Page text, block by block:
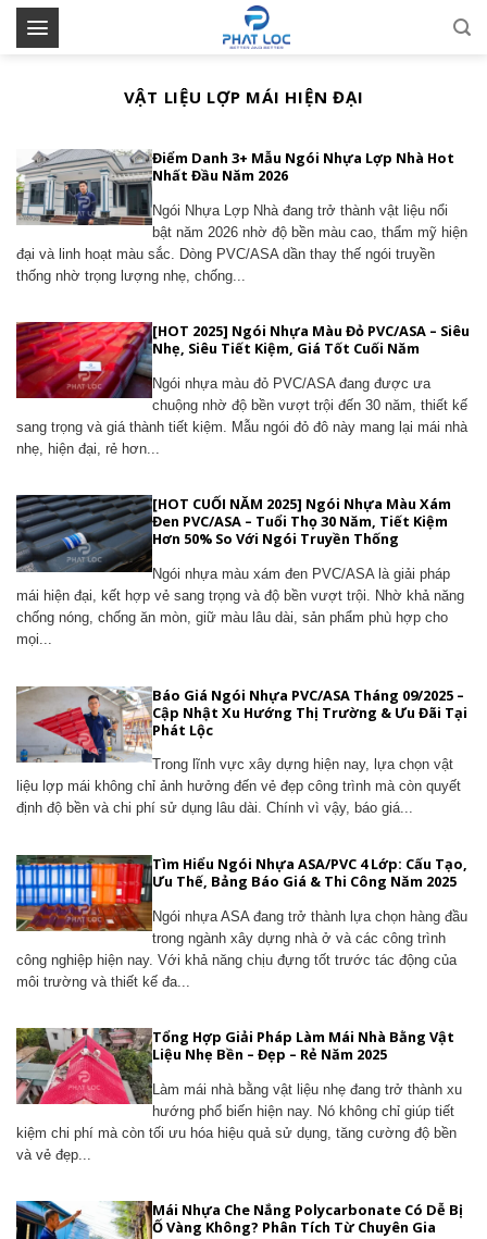
Skip
VẬT LIỆU LỢP MÁI HIỆN ĐẠI
Điểm Danh 3+ Mẫu Ngói Nhựa Lợp Nhà Hot
Nhất Đầu Năm 2026
Ngói Nhựa Lợp Nhà đang trở thành vật liệu nổi
bật năm 2026 nhờ độ bền màu cao, thẩm mỹ hiện
đại và linh hoạt màu sắc. Dòng PVC/ASA dần thay thế ngói truyền
thống nhờ trọng lượng nhẹ, chống...
[HOT 2025] Ngói Nhựa Màu Đỏ PVC/ASA – Siêu
Nhẹ, Siêu Tiết Kiệm, Giá Tốt Cuối Năm
Ngói nhựa màu đỏ PVC/ASA đang được ưa
chuộng nhờ độ bền vượt trội đến 30 năm, thiết kế
sang trọng và giá thành tiết kiệm. Mẫu ngói đỏ đô này mang lại mái nhà
nhẹ, hiện đại, rẻ hơn...
[HOT CUỐI NĂM 2025] Ngói Nhựa Màu Xám
Đen PVC/ASA – Tuổi Thọ 30 Năm, Tiết Kiệm
Hơn 50% So Với Ngói Truyền Thống
Ngói nhựa màu xám đen PVC/ASA là giải pháp
mái hiện đại, kết hợp vẻ sang trọng và độ bền vượt trội. Nhờ khả năng
chống nóng, chống ăn mòn, giữ màu lâu dài, sản phẩm phù hợp cho
mọi...
Báo Giá Ngói Nhựa PVC/ASA Tháng 09/2025 –
Cập Nhật Xu Hướng Thị Trường & Ưu Đãi Tại
Phát Lộc
Trong lĩnh vực xây dựng hiện nay, lựa chọn vật
liệu lợp mái không chỉ ảnh hưởng đến vẻ đẹp công trình mà còn quyết
định độ bền và chi phí sử dụng lâu dài. Chính vì vậy, báo giá...
Tìm Hiểu Ngói Nhựa ASA/PVC 4 Lớp: Cấu Tạo,
Ưu Thế, Bảng Báo Giá & Thi Công Năm 2025
Ngói nhựa ASA đang trở thành lựa chọn hàng đầu
trong ngành xây dựng nhà ở và các công trình
công nghiệp hiện nay. Với khả năng chịu đựng tốt trước tác động của
môi trường và thiết kế đa...
Tổng Hợp Giải Pháp Làm Mái Nhà Bằng Vật
Liệu Nhẹ Bền – Đẹp – Rẻ Năm 2025
Làm mái nhà bằng vật liệu nhẹ đang trở thành xu
hướng phổ biến hiện nay. Nó không chỉ giúp tiết
kiệm chi phí mà còn tối ưu hóa hiệu quả sử dụng, tăng cường độ bền
và vẻ đẹp...
Mái Nhựa Che Nắng Polycarbonate Có Dễ Bị
Ố Vàng Không? Phân Tích Từ Chuyên Gia